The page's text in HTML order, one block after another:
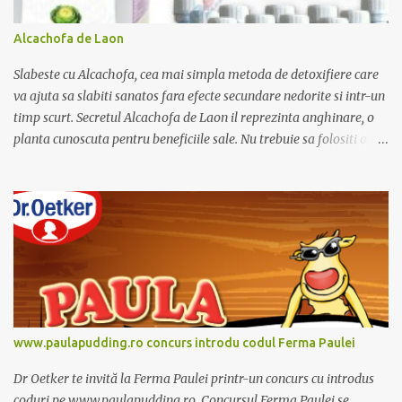
Alcachofa de Laon
Slabeste cu Alcachofa, cea mai simpla metoda de detoxifiere care
va ajuta sa slabiti sanatos fara efecte secundare nedorite si intr-un
timp scurt. Secretul Alcachofa de Laon il reprezinta anghinare, o
planta cunoscuta pentru beneficiile sale. Nu trebuie sa folositi o
www.paulapudding.ro concurs introdu codul Ferma Paulei
Dr Oetker te invită la Ferma Paulei printr-un concurs cu introdus